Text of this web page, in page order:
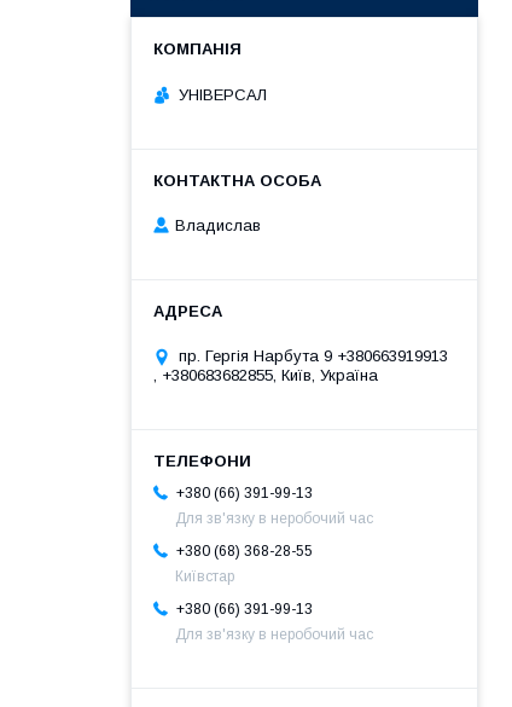
УНІВЕРСАЛ
Владислав
пр. Гергія Нарбута 9 +380663919913
, +380683682855, Київ, Україна
+380 (66) 391-99-13
Для зв'язку в неробочий час
+380 (68) 368-28-55
Київстар
+380 (66) 391-99-13
Для зв'язку в неробочий час